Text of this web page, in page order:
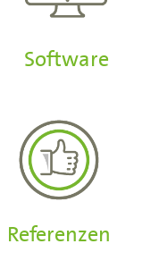
Software
Referenzen